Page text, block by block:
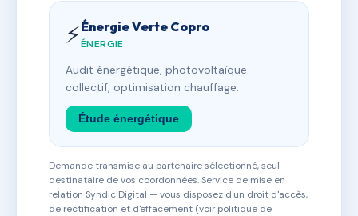
⚡Énergie Verte Copro
ÉNERGIE
Audit énergétique, photovoltaïque
collectif, optimisation chauffage.
Étude énergétique
Demande transmise au partenaire sélectionné, seul
destinataire de vos coordonnées. Service de mise en
relation Syndic Digital — vous disposez d'un droit d'accès,
de rectification et d'effacement (voir politique de